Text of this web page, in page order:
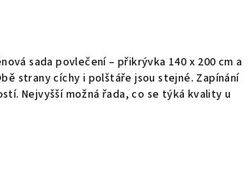
sada povlečení – přikrývka 140 x 200 cm a
strany cíchy i polštáře jsou stejné. Zapínání
Nejvyšší možná řada, co se týká kvality u